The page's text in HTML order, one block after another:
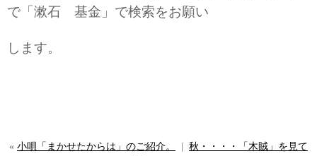
で「漱石 基金」で検索をお願い
します。
« 小唄「まかせたからは」のご紹介。
秋・・・・「木賊」を見て